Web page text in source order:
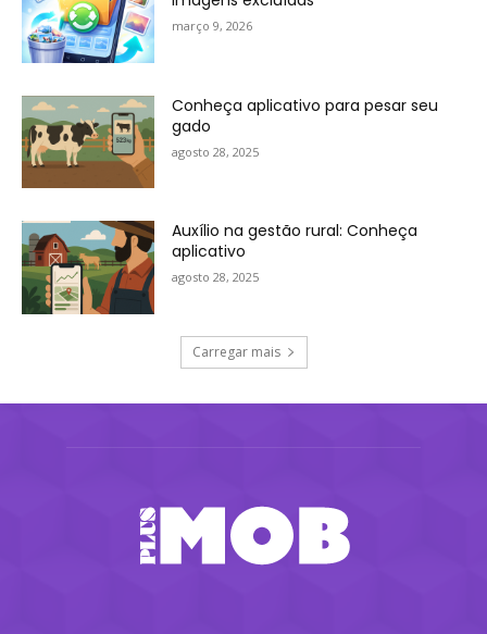
março 9, 2026
Conheça aplicativo para pesar seu
gado
agosto 28, 2025
Auxílio na gestão rural: Conheça
aplicativo
agosto 28, 2025
Carregar mais